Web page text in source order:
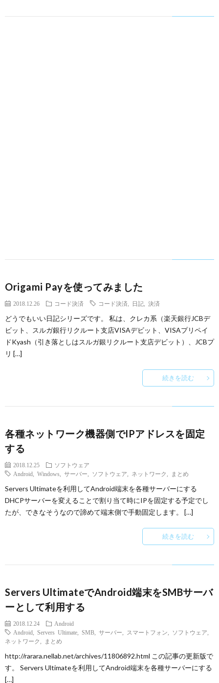
Origami Payを使ってみました
2018.12.26 コード決済 コード決済 日記 決済
どうでもいい日記シリーズです。 私は、クレカ系（楽天銀行JCBデ
ビット、スルガ銀行リクルート支店VISAデビット、VISAプリペイ
ドKyash（引き落としはスルガ銀リクルート支店デビット）、JCBプ
リ […]
続きを読む
各種ネットワーク機器側でIPアドレスを固定
する
2018.12.25
ソフトウェア
Android
Windows サーバー ソフトウェア ネットワーク まとめ
Servers Ultimateを利用してAndroid端末を各種サーバーにする
DHCPサーバーを変えることで割り当て時にIPを固定する予定でし
たが、できなそうなので諦めて端末側で手動固定します。 […]
続きを読む
Servers UltimateでAndroid端末をSMBサーバ
ーとして利用する
2018.12.24
Android
Android
Servers Ultimate SMB サーバー スマートフォン ソフトウェア
ネットワーク
まとめ
http://rarara.nellab.net/archives/11806892.html この記事の更新版で
す。 Servers Ultimateを利用してAndroid端末を各種サーバーにする
[…]